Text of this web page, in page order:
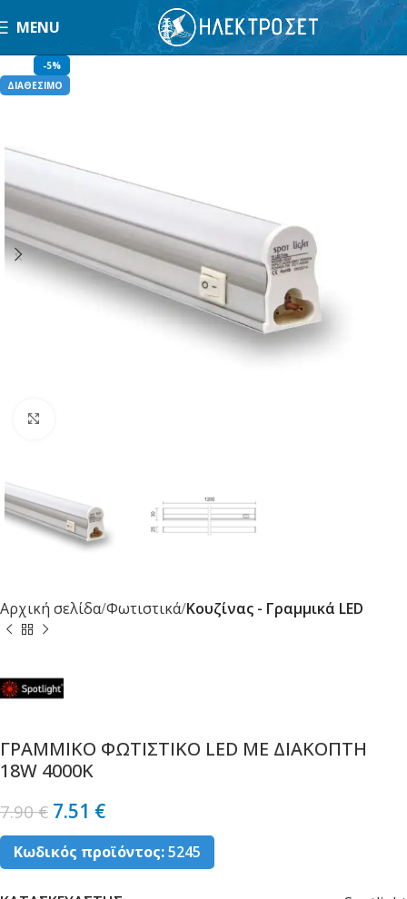
MENU
-5%
ΔΙΑΘΕΣΙΜΟ
Αρχική σελίδα Φωτιστικά Κουζίνας - Γραμμικά LED
ΓΡΑΜΜΙΚΟ ΦΩΤΙΣΤΙΚΟ LED ΜΕ ΔΙΑΚΟΠΤΗ
18W 4000K
7.90€ 7.51 €
Κωδικός προϊόντος:5245